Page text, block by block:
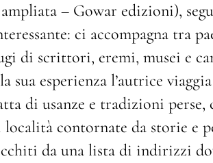
– Gowar edizioni),
ci accompagna tra
di scrittori, eremi, musei e
sua esperienza l’autrice
di usanze e tradizioni perse,
contornate da storie e
da una lista di indirizzi